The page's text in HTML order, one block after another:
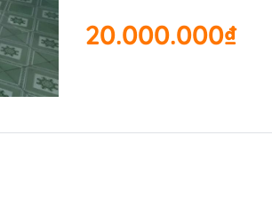
Bàn bi lắc gia đình
20.000.000₫